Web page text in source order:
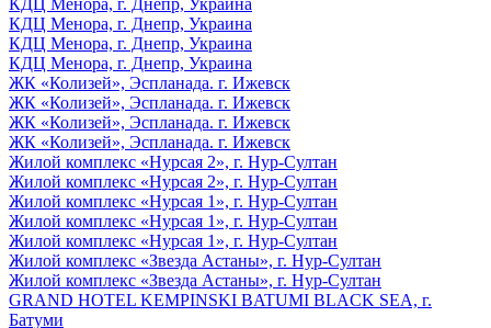
КДЦ Менора, г. Днепр, Украина
КДЦ Менора, г. Днепр, Украина
КДЦ Менора, г. Днепр, Украина
ЖК «Колизей», Эспланада. г. Ижевск
ЖК «Колизей», Эспланада. г. Ижевск
ЖК «Колизей», Эспланада. г. Ижевск
ЖК «Колизей», Эспланада. г. Ижевск
Жилой комплекс «Нурсая 2», г. Нур-Султан
Жилой комплекс «Нурсая 2», г. Нур-Султан
Жилой комплекс «Нурсая 1», г. Нур-Султан
Жилой комплекс «Нурсая 1», г. Нур-Султан
Жилой комплекс «Нурсая 1», г. Нур-Султан
Жилой комплекс «Звезда Астаны», г. Нур-Султан
Жилой комплекс «Звезда Астаны», г. Нур-Султан
GRAND HOTEL KEMPINSKI BATUMI BLACK SEA, г.
Батуми